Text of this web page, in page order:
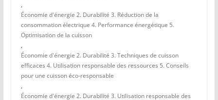
,
Économie d'énergie 2. Durabilité 3. Réduction de la
consommation électrique 4. Performance énergétique 5.
Optimisation de la cuisson
,
Économie d'énergie 2. Durabilité 3. Techniques de cuisson
efficaces 4. Utilisation responsable des ressources 5. Conseils
pour une cuisson éco-responsable
,
Économie d'énergie 2. Durabilité 3. Utilisation responsable des